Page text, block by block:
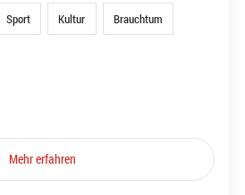
Sport Kultur Brauchtum
Mehr erfahren